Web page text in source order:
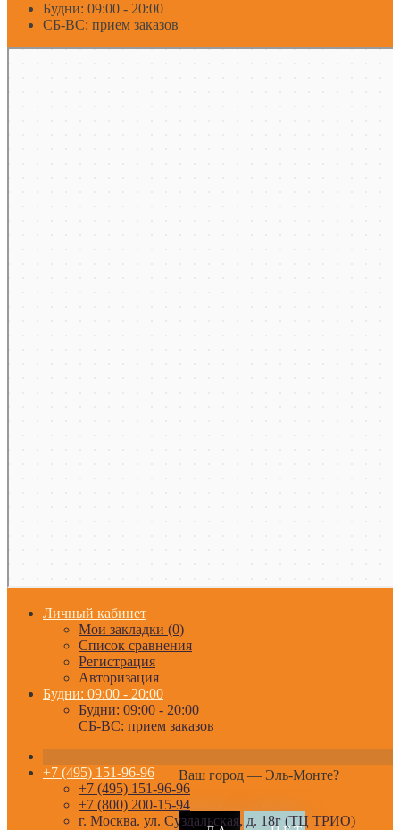
Будни: 09:00 - 20:00
СБ-ВС: прием заказов
Личный кабинет
Мои закладки (0)
Список сравнения
Регистрация
Авторизация
Будни: 09:00 - 20:00
Будни: 09:00 - 20:00
СБ-ВС: прием заказов
Ваш город — Эль-Монте?
+7 (495) 151-96-96
+7 (495) 151-96-96
+7 (800) 200-15-94
г. Москва. ул. Суздальская, д. 18г (ТЦ ТРИО)